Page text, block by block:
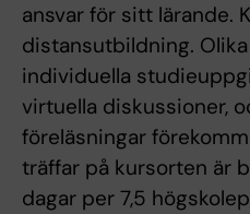
ansvar för sitt lärande.
distansutbildning.
individuella
virtuella diskussioner,
föreläsningar
träffar på kursorten är
dagar per 7,5